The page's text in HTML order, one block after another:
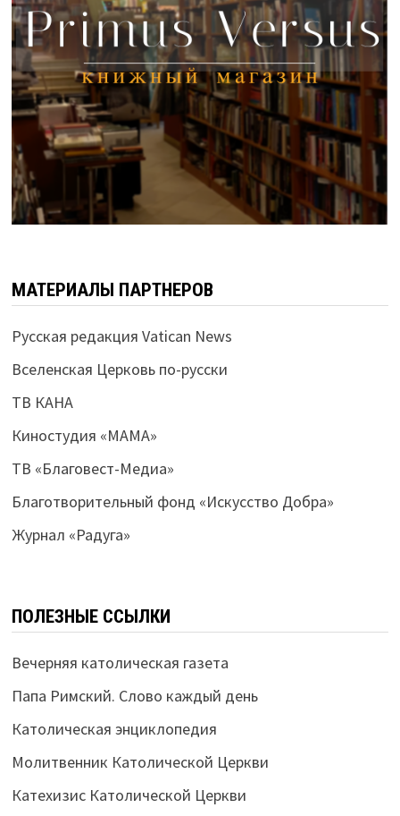
МАТЕРИАЛЫ ПАРТНЕРОВ
Русская редакция Vatican News
Вселенская Церковь по-русски
ТВ КАНА
Киностудия «МАМА»
ТВ «Благовест-Медиа»
Благотворительный фонд «Искусство Добра»
Журнал «Радуга»
ПОЛЕЗНЫЕ ССЫЛКИ
Вечерняя католическая газета
Папа Римский. Слово каждый день
Католическая энциклопедия
Молитвенник Католической Церкви
Катехизис Католической Церкви